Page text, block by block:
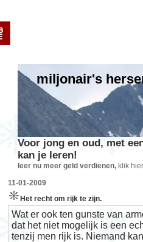
gezond lichaammiljonair's
Voor jong en oud, met
kan je leren!
leer nu meer geld verdienen, klik hier
11-01-2009
Het recht om rijk te zijn.
Wat er ook ten gunste van
dat het niet mogelijk is een
tenzij men rijk is. Niemand